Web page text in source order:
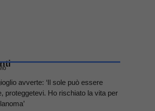
avverte: ‘Il sole può essere
proteggetevi. Ho rischiato la vita per